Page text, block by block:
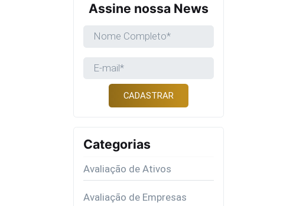
Assine nossa News
Categorias
Avaliação de Ativos
Avaliação de Empresas